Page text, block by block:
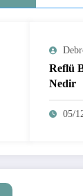
Reflü
Nedir
05/